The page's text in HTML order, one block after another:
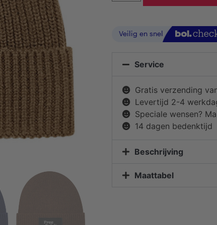
Service
Gratis verzending
Levertijd 2-4
Speciale wensen?
14 dagen bedenktijd
Beschrijving
Maattabel